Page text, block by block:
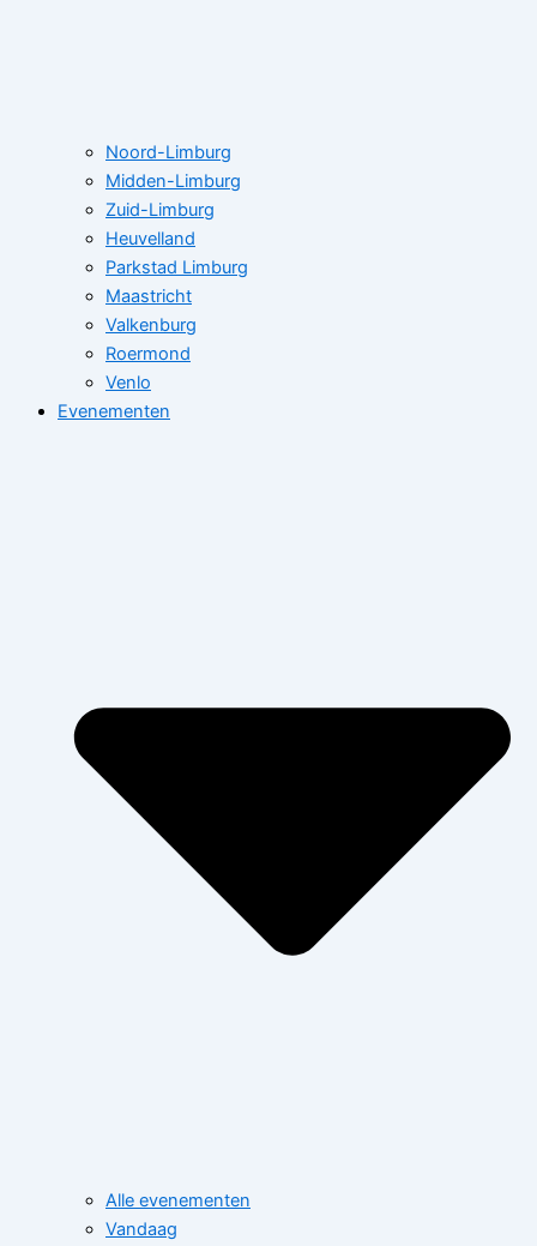
Noord-Limburg
Midden-Limburg
Zuid-Limburg
Heuvelland
Parkstad Limburg
Maastricht
Valkenburg
Roermond
Venlo
Evenementen
Alle evenementen
Vandaag